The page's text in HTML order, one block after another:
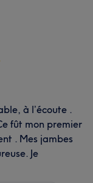
à l’écoute .
fût mon premier
. Mes jambes
Je